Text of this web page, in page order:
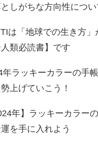
としがちな方向性につ
は「地球での生き方」
人類必読書】です
年ラッキーカラーの手
上げていこう！
年】ラッキーカラー
を手に入れよう